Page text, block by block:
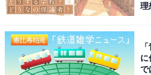
＞10位までのランキング結果を
理
に
で